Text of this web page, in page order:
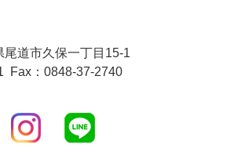
尾道市久保一丁目15-1
Fax：0848-37-2740